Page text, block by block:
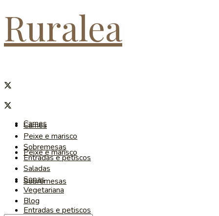
Ruralea
Carnes
Peixe e marisco
Sobremesas
Entradas e petiscos
Carnes
Peixe e marisco
Sobremesas
Entradas e petiscos
Saladas
Sopas
Vegetariana
Blog